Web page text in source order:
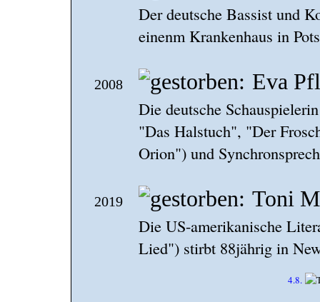
Der deutsche Bassist und
einenm Krankenhaus in
2008 Eva
Die deutsche
"Das Halstuch", "Der
Orion") und
2019 Toni
Die US-amerikanische
Lied") stirbt 88jährig in
4.8.